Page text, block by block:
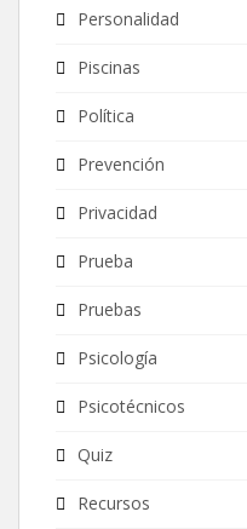
Personalidad
Piscinas
Política
Prevención
Privacidad
Prueba
Pruebas
Psicología
Psicotécnicos
Quiz
Recursos